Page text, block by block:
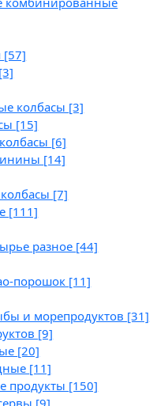
[57]
[3]
колбасы [3]
[15]
[6]
[14]
[7]
[111]
разное [44]
порошок [11]
и морепродуктов [31]
[9]
[20]
[11]
продукты [150]